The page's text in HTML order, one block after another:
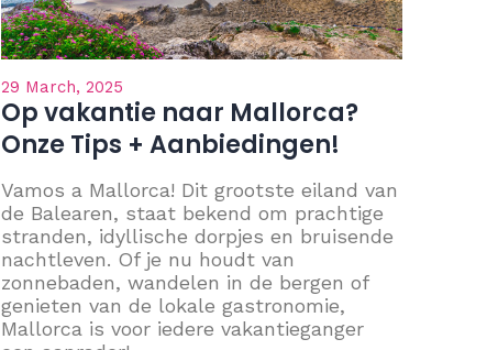
29 March, 2025
Op vakantie naar Mallorca?
Onze Tips + Aanbiedingen!
Vamos a Mallorca! Dit grootste eiland van
de Balearen, staat bekend om prachtige
stranden, idyllische dorpjes en bruisende
nachtleven. Of je nu houdt van
zonnebaden, wandelen in de bergen of
genieten van de lokale gastronomie,
Mallorca is voor iedere vakantieganger